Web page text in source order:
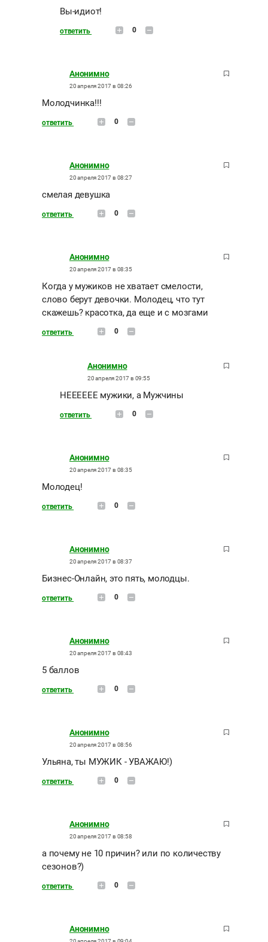
Вы-идиот!
ответить 0
Анонимно
20 апреля 2017 в 08:26
Молодчинка!!!
ответить 0
Анонимно
20 апреля 2017 в 08:27
смелая девушка
ответить 0
Анонимно
20 апреля 2017 в 08:35
Когда у мужиков не хватает смелости,
слово берут девочки. Молодец, что тут
скажешь? красотка, да еще и с мозгами
ответить 0
Анонимно
20 апреля 2017 в 09:55
НЕЕЕЕЕЕ мужики, а Мужчины
ответить 0
Анонимно
20 апреля 2017 в 08:35
Молодец!
ответить 0
Анонимно
20 апреля 2017 в 08:37
Бизнес-Онлайн, это пять, молодцы.
ответить 0
Анонимно
20 апреля 2017 в 08:43
5 баллов
ответить 0
Анонимно
20 апреля 2017 в 08:56
Ульяна, ты МУЖИК - УВАЖАЮ!)
ответить 0
Анонимно
20 апреля 2017 в 08:58
а почему не 10 причин? или по количеству
сезонов?)
ответить 0
Анонимно